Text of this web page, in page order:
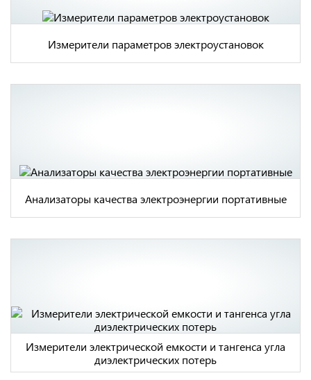
MI 2892 Анализатор качества электроэнергии
класса А Metrel
Измерители параметров электроустановок
Анализаторы качества электроэнергии портативные
Измерители электрической емкости и тангенса угла
диэлектрических потерь